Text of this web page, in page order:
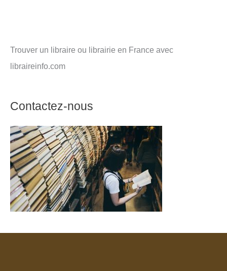
Trouver un libraire ou librairie en France avec
libraireinfo.com
Contactez-nous